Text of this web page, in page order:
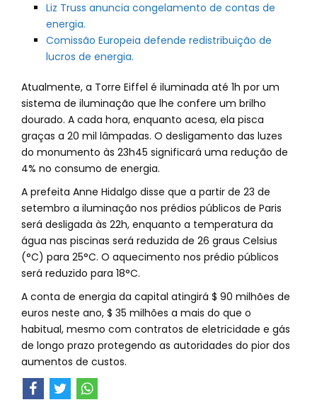
Liz Truss anuncia congelamento de contas de
energia.
Comissão Europeia defende redistribuição de
lucros de energia.
Atualmente, a Torre Eiffel é iluminada até 1h por um
sistema de iluminação que lhe confere um brilho
dourado. A cada hora, enquanto acesa, ela pisca
graças a 20 mil lâmpadas. O desligamento das luzes
do monumento às 23h45 significará uma redução de
4% no consumo de energia.
A prefeita Anne Hidalgo disse que a partir de 23 de
setembro a iluminação nos prédios públicos de Paris
será desligada às 22h, enquanto a temperatura da
água nas piscinas será reduzida de 26 graus Celsius
(°C) para 25°C. O aquecimento nos prédio públicos
será reduzido para 18°C.
A conta de energia da capital atingirá $ 90 milhões de
euros neste ano, $ 35 milhões a mais do que o
habitual, mesmo com contratos de eletricidade e gás
de longo prazo protegendo as autoridades do pior dos
aumentos de custos.